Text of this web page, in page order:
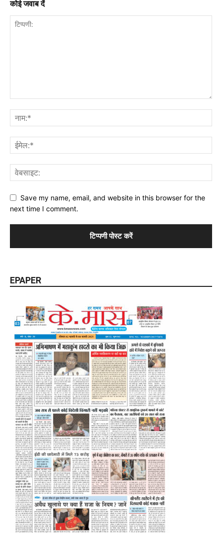
कोई जवाब दें
Save my name, email, and website in this browser for the
next time I comment.
EPAPER